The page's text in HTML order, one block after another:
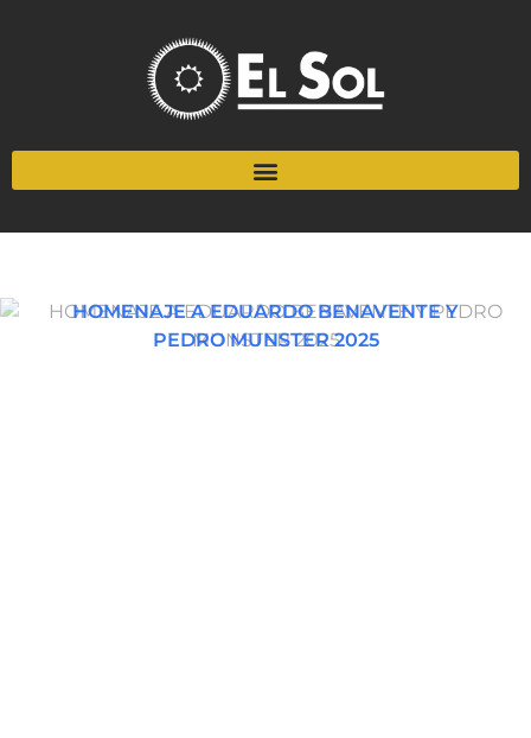
HOMENAJE A EDUARDO BENAVENTE Y
PEDRO MUNSTER 2025